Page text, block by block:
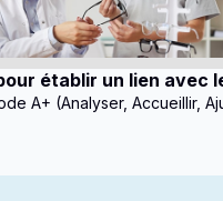
établir un lien avec
A+ (Analyser, Accueillir,